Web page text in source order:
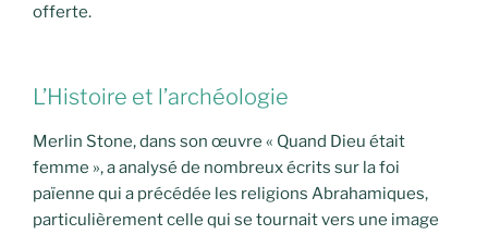
offerte.
L’Histoire et l’archéologie
Merlin Stone, dans son œuvre « Quand Dieu était
femme », a analysé de nombreux écrits sur la foi
païenne qui a précédée les religions Abrahamiques,
particulièrement celle qui se tournait vers une image